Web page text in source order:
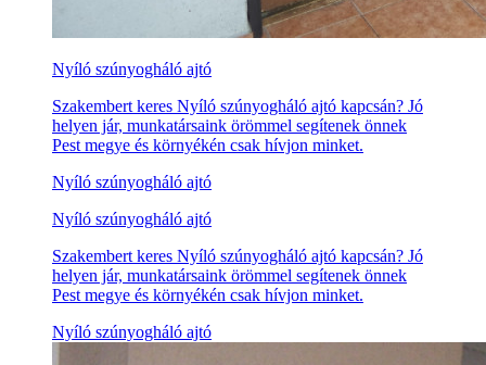
Nyíló szúnyogháló ajtó
Szakembert keres Nyíló szúnyogháló ajtó kapcsán? Jó
helyen jár, munkatársaink örömmel segítenek önnek
Pest megye és környékén csak hívjon minket.
Nyíló szúnyogháló ajtó
Nyíló szúnyogháló ajtó
Szakembert keres Nyíló szúnyogháló ajtó kapcsán? Jó
helyen jár, munkatársaink örömmel segítenek önnek
Pest megye és környékén csak hívjon minket.
Nyíló szúnyogháló ajtó